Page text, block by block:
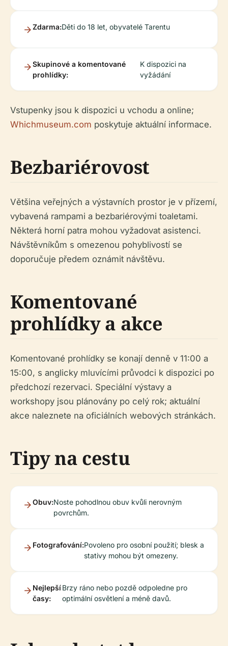
Zdarma:Děti do 18 let, obyvatelé Tarentu
Skupinové a komentované
prohlídky:
K dispozici na
vyžádání
Vstupenky jsou k dispozici u vchodu a online;
Whichmuseum.com poskytuje aktuální informace.
Bezbariérovost
Většina veřejných a výstavních prostor je v přízemí,
vybavená rampami a bezbariérovými toaletami.
Některá horní patra mohou vyžadovat asistenci.
Návštěvníkům s omezenou pohyblivostí se
doporučuje předem oznámit návštěvu.
Komentované
prohlídky a akce
Komentované prohlídky se konají denně v 11:00 a
15:00, s anglicky mluvícími průvodci k dispozici po
předchozí rezervaci. Speciální výstavy a
workshopy jsou plánovány po celý rok; aktuální
akce naleznete na oficiálních webových stránkách.
Tipy na cestu
Obuv:Noste pohodlnou obuv kvůli nerovným
povrchům.
Fotografování:Povoleno pro osobní použití; blesk a
stativy mohou být omezeny.
Nejlepší
časy:
Brzy ráno nebo pozdě odpoledne pro
optimální osvětlení a méně davů.